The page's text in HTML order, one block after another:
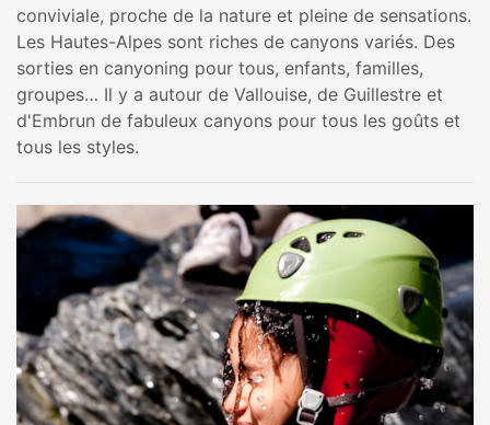
conviviale, proche de la nature et pleine de sensations.
Les Hautes-Alpes sont riches de canyons variés. Des
sorties en canyoning pour tous, enfants, familles,
groupes… Il y a autour de Vallouise, de Guillestre et
d'Embrun de fabuleux canyons pour tous les goûts et
tous les styles.